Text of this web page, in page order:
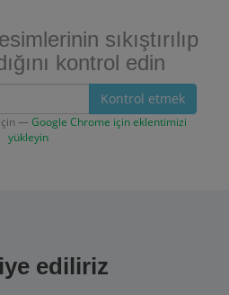
sıkıştırılıp
kontrol edin
Kontrol etmek
—Google Chrome için eklentimizi
yükleyin
ediliriz